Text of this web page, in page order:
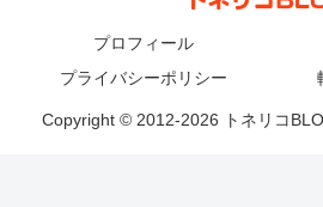
プロフィール
プライバシーポリシー
Copyright © 2012-2026 トネリコ